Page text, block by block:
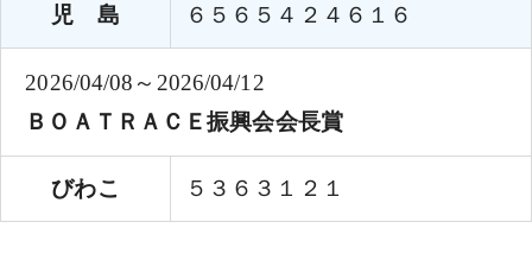
児 島 ６５６５４２４６１６
2026/04/08～2026/04/12
ＢＯＡＴＲＡＣＥ振興会会長賞
びわこ ５３６３１２１